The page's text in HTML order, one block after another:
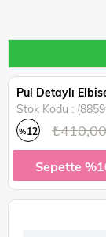
Pul Detaylı
Stok Kodu
%12 ₺410,00
Sepette